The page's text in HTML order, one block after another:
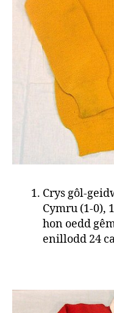
Crys gôl-
Cymru (1-0),
hon oedd
enillodd 24